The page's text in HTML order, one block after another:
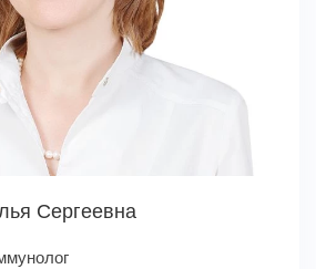
Сергеевна